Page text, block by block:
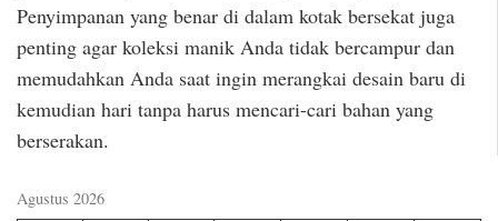
Penyimpanan yang benar di dalam kotak bersekat juga
penting agar koleksi manik Anda tidak bercampur dan
memudahkan Anda saat ingin merangkai desain baru di
kemudian hari tanpa harus mencari-cari bahan yang
berserakan.
Agustus 2026